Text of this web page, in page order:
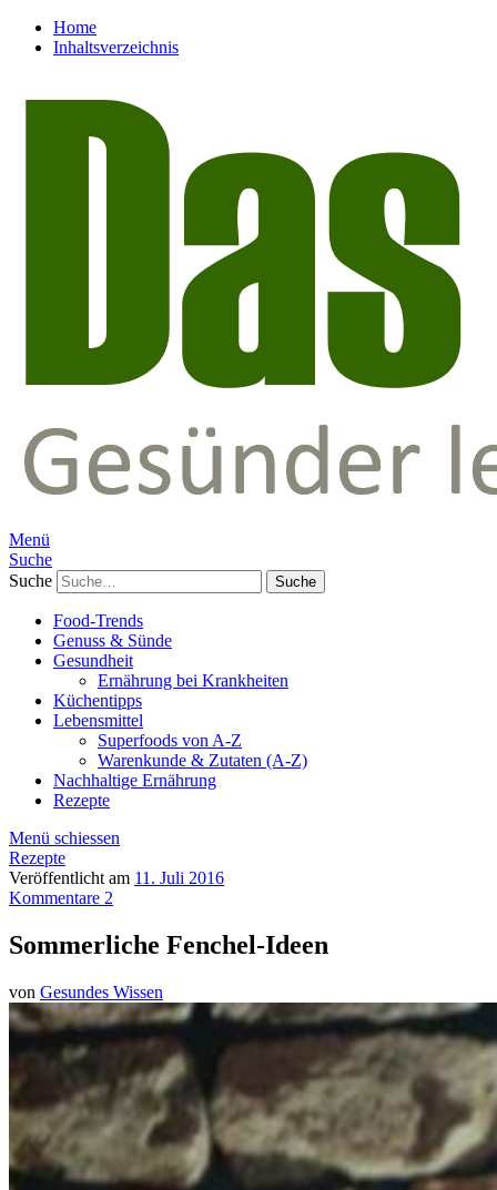
Home
Inhaltsverzeichnis
Menü
Suche
Suche
Food-Trends
Genuss & Sünde
Gesundheit
Ernährung bei Krankheiten
Küchentipps
Lebensmittel
Superfoods von A-Z
Warenkunde & Zutaten (A-Z)
Nachhaltige Ernährung
Rezepte
Menü schiessen
Rezepte
Veröffentlicht am 11. Juli 2016
Kommentare 2
Sommerliche Fenchel-Ideen
von Gesundes Wissen